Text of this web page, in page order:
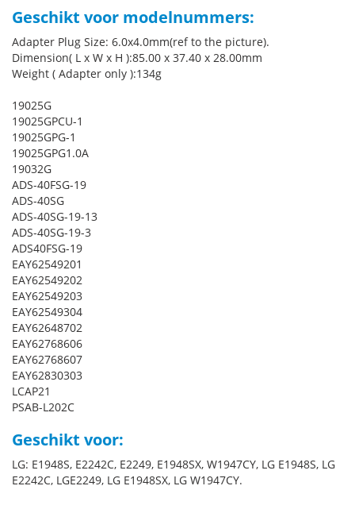
Geschikt voor modelnummers:
Adapter Plug Size: 6.0x4.0mm(ref to the picture).
Dimension( L x W x H ):85.00 x 37.40 x 28.00mm
Weight ( Adapter only ):134g
19025G
19025GPCU-1
19025GPG-1
19025GPG1.0A
19032G
ADS-40FSG-19
ADS-40SG
ADS-40SG-19-13
ADS-40SG-19-3
ADS40FSG-19
EAY62549201
EAY62549202
EAY62549203
EAY62549304
EAY62648702
EAY62768606
EAY62768607
EAY62830303
LCAP21
PSAB-L202C
Geschikt voor:
LG: E1948S, E2242C, E2249, E1948SX, W1947CY, LG E1948S, LG
E2242C, LGE2249, LG E1948SX, LG W1947CY.